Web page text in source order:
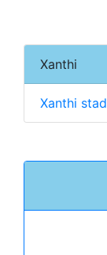
Xanthi
Xanthi stad